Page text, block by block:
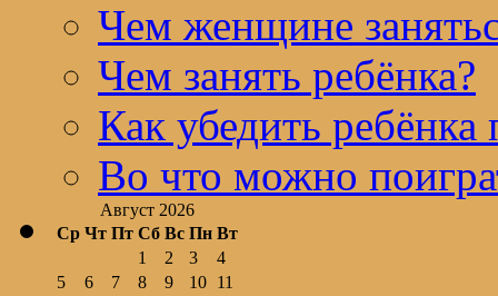
Чем женщине
Чем занять ребёнка?
Как убедить ребёнка
Во что можно
Август 2026
Ср Чт Пт Сб Вс Пн Вт
1 2 3
4
5
6 7 8 9 10 11